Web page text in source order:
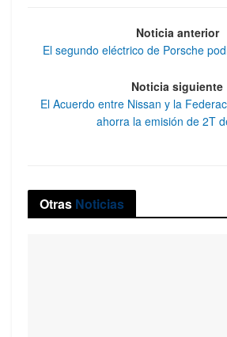
Noticia anterior
El segundo eléctrico de Porsche
Noticia siguiente
El Acuerdo entre Nissan y la
ahorra la emisión de 2T
Otras Noticias